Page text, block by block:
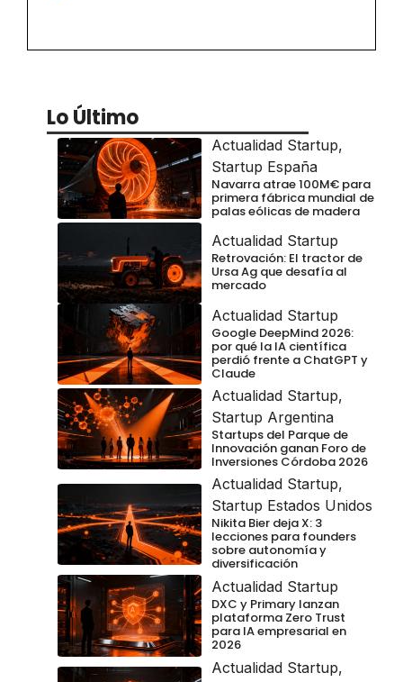
Lo Último
Actualidad Startup,
Startup España
Navarra atrae 100M€ para
primera fábrica mundial de
palas eólicas de madera
Actualidad Startup
Retrovación: El tractor de
Ursa Ag que desafía al
mercado
Actualidad Startup
Google DeepMind 2026:
por qué la IA científica
perdió frente a ChatGPT y
Claude
Actualidad Startup,
Startup Argentina
Startups del Parque de
Innovación ganan Foro de
Inversiones Córdoba 2026
Actualidad Startup,
Startup Estados Unidos
Nikita Bier deja X: 3
lecciones para founders
sobre autonomía y
diversificación
Actualidad Startup
DXC y Primary lanzan
plataforma Zero Trust
para IA empresarial en
2026
Actualidad Startup,